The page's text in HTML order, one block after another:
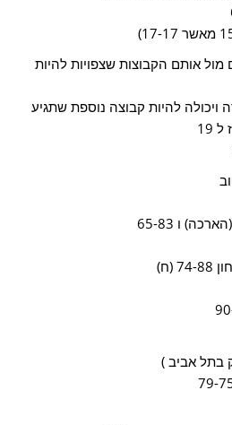
מול אותם הקבוצות שצפויות להיות
להיות קבוצה נוספת שתגיע